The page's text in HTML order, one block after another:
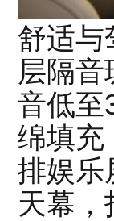
舒适与
层隔
音低至
绵填充
排娱乐
天幕，